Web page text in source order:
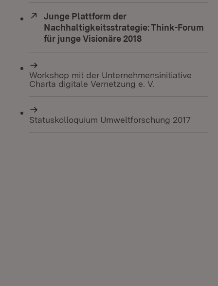
Extern:
Junge Plattform der
Nachhaltigkeitsstrategie: Think-Forum
für junge Visionäre 2018
Workshop mit der Unternehmensinitiative
Charta digitale Vernetzung e. V.
Statuskolloquium Umweltforschung 2017